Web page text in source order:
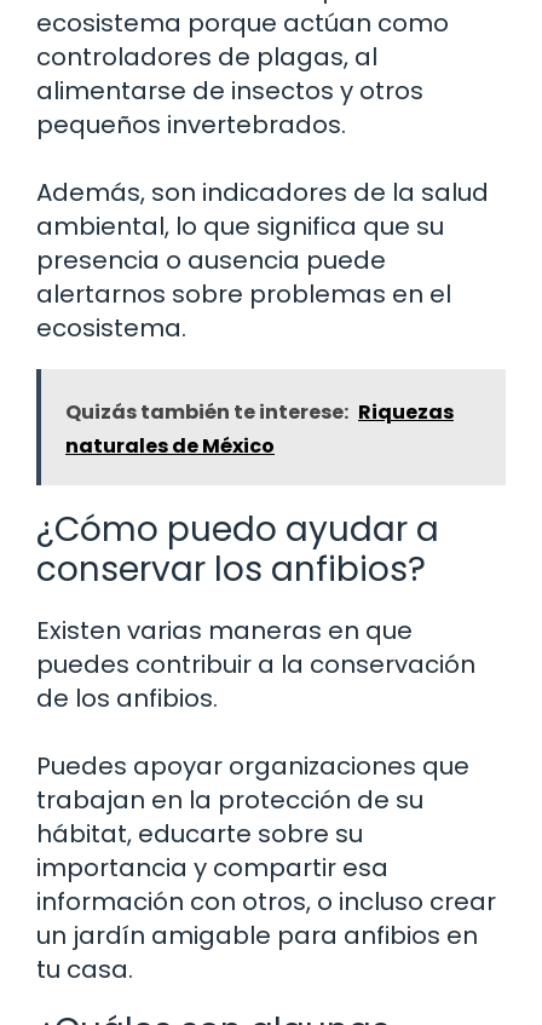
ecosistema porque actúan como
controladores de plagas, al
alimentarse de insectos y otros
pequeños invertebrados.
Además, son indicadores de la salud
ambiental, lo que significa que su
presencia o ausencia puede
alertarnos sobre problemas en el
ecosistema.
Quizás también te interese: Riquezas
naturales de México
¿Cómo puedo ayudar a
conservar los anfibios?
Existen varias maneras en que
puedes contribuir a la conservación
de los anfibios.
Puedes apoyar organizaciones que
trabajan en la protección de su
hábitat, educarte sobre su
importancia y compartir esa
información con otros, o incluso crear
un jardín amigable para anfibios en
tu casa.